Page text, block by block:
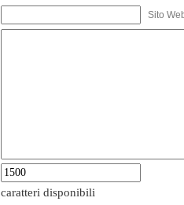
Sito
caratteri disponibili